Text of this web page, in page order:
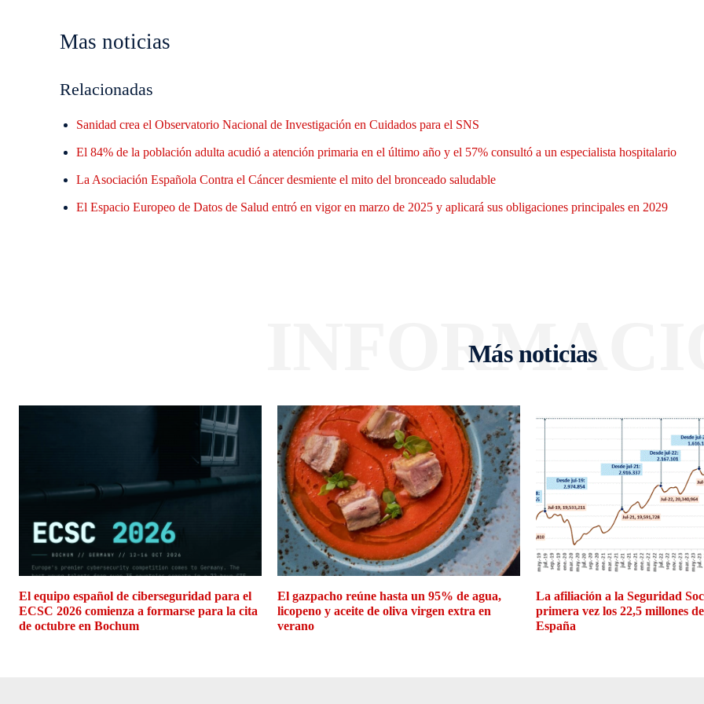
Mas noticias
Relacionadas
Sanidad crea el Observatorio Nacional de Investigación en Cuidados para el SNS
El 84% de la población adulta acudió a atención primaria en el último año y el 57% consultó a un especialista hospitalario
La Asociación Española Contra el Cáncer desmiente el mito del bronceado saludable
El Espacio Europeo de Datos de Salud entró en vigor en marzo de 2025 y aplicará sus obligaciones principales en 2029
Más noticias
El equipo español de ciberseguridad para el
ECSC 2026 comienza a formarse para la cita
de octubre en Bochum
El gazpacho reúne hasta un 95% de agua,
licopeno y aceite de oliva virgen extra en
verano
La afiliación a la Seguridad
primera vez los 22,5 millones
España